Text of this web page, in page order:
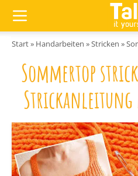
Start» Handarbeiten »Stricken »
Sommertop
Strickanleitung